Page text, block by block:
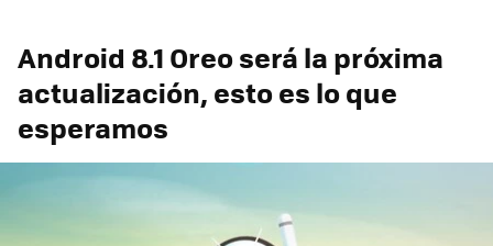
Android 8.1 Oreo será la próxima
actualización, esto es lo que
esperamos